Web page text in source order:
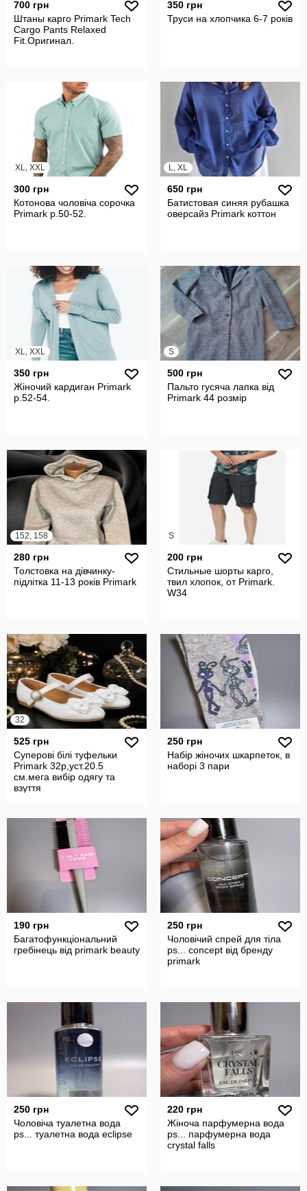
700 грн
Штаны карго Primark Tech
Cargo Pants Relaxed
Fit.Оригинал.
350 грн
Труси на хлопчика 6-7 років
XL, XXL
300 грн
Котонова чоловіча сорочка
Primark р.50-52.
L, XL
650 грн
Батистовая синяя рубашка
оверсайз Primark коттон
XL, XXL
350 грн
Жіночий кардиган Primark
р.52-54.
S
500 грн
Пальто гусяча лапка від
Primark 44 розмір
152, 158
280 грн
Толстовка на дівчинку-
підлітка 11-13 років Primark
S
200 грн
Стильные шорты карго,
твил хлопок, от Primark.
W34
32
525 грн
Суперові білі туфельки
Primark 32р,уст.20.5
см.мега вибір одягу та
взуття
250 грн
Набір жіночих шкарпеток, в
наборі 3 пари
190 грн
Багатофункціональний
гребінець від primark beauty
250 грн
Чоловічий спрей для тіла
ps... concept від бренду
primark
250 грн
Чоловіча туалетна вода
ps... туалетна вода eclipse
220 грн
Жіноча парфумерна вода
ps... парфумерна вода
crystal falls